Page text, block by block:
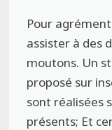
Pour
assister à des
moutons. Un
proposé sur
sont réalisées
présents; Et